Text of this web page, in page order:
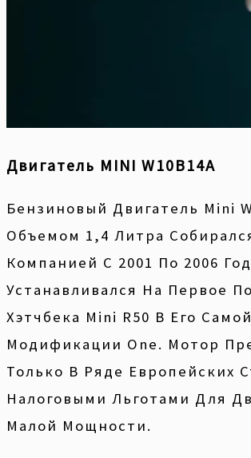
Двигатель MINI W10B14A
Бензиновый Двигатель Mini
Объемом 1,4 Литра
Компанией С 2001 По 2006
Устанавливался На Первое
Хэтчбека Mini R50 В Его
Модификации One. Мотор
Только В Ряде Европейских
Налоговыми Льготами Для
Малой Мощности.